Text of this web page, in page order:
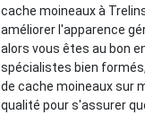
cache moineaux à
améliorer l'apparence
alors vous êtes au bon
spécialistes bien
de cache moineaux sur
qualité pour s'assurer